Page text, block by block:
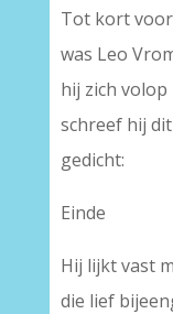
Tot kort
was Leo
hij zich
schreef hij
gedicht:
Einde
Hij lijkt vast
die lief